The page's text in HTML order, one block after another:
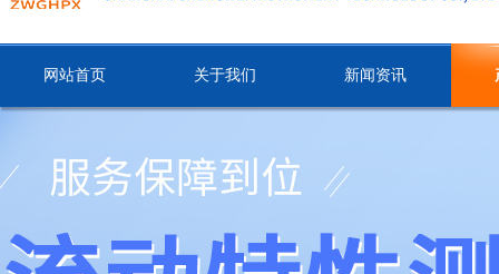
网站首页 关于我们 新闻资讯